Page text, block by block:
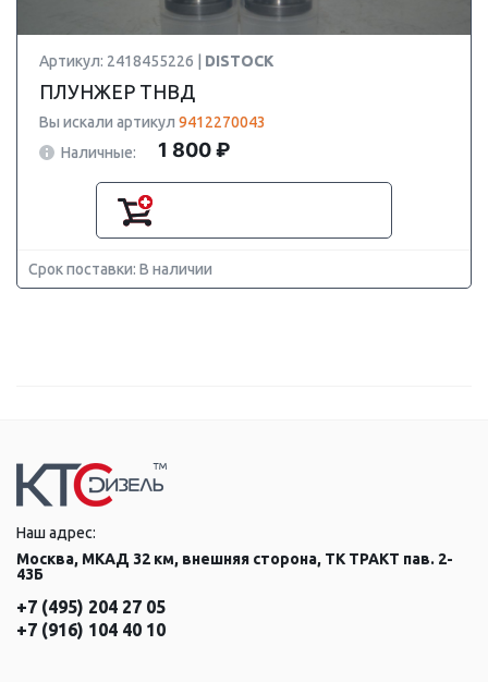
Артикул: 2418455226 | DISTOCK
ПЛУНЖЕР ТНВД
Вы искали артикул 9412270043
Наличные:
1 800 ₽
Срок поставки: В наличии
Наш адрес:
Москва, МКАД 32 км, внешняя сторона, ТК ТРАКТ пав. 2-
43Б
+7 (495) 204 27 05
+7 (916) 104 40 10